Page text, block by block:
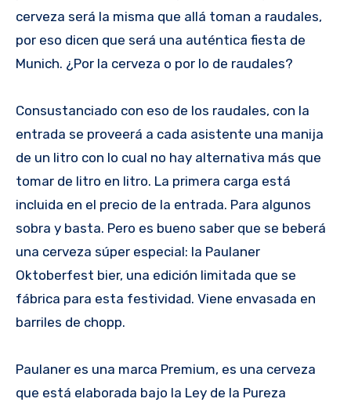
cerveza será la misma que allá toman a raudales,
por eso dicen que será una auténtica fiesta de
Munich. ¿Por la cerveza o por lo de raudales?
Consustanciado con eso de los raudales, con la
entrada se proveerá a cada asistente una manija
de un litro con lo cual no hay alternativa más que
tomar de litro en litro. La primera carga está
incluida en el precio de la entrada. Para algunos
sobra y basta. Pero es bueno saber que se beberá
una cerveza súper especial: la Paulaner
Oktoberfest bier, una edición limitada que se
fábrica para esta festividad. Viene envasada en
barriles de chopp.
Paulaner es una marca Premium, es una cerveza
que está elaborada bajo la Ley de la Pureza